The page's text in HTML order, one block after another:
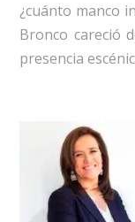
¿cuánto manco
Bronco careció
presencia